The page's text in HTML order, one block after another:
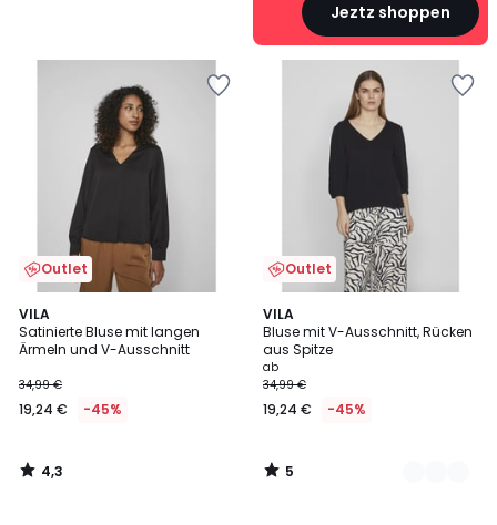
Jeztz shoppen
Outlet
VILA
Satinierte Bluse mit langen
Ärmeln und V-Ausschnitt
34,99 €
19,24 € -45%
4,3
/ 5
4,3
/
Outlet
VILA
Bluse mit V-Ausschnitt, Rücken
aus Spitze
ab
34,99 €
19,24 € -45%
5
/
5
2
Farben
5
/